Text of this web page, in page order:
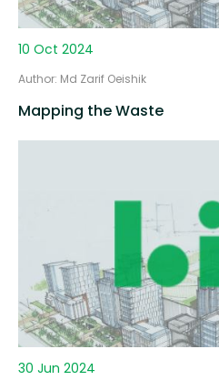
10 Oct 2024
Author: Md Zarif Oeishik
Mapping the Waste
30 Jun 2024